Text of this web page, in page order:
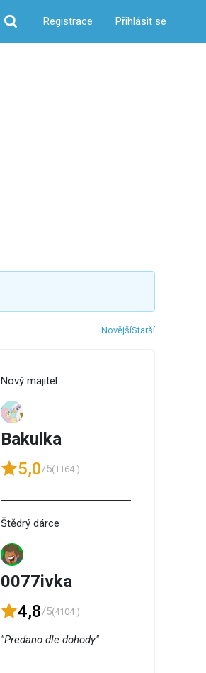
Hledat
Registrace Přihlásit se
NovějšíStarší
Nový majitel
Bakulka
5,0/5(1164 )
Štědrý dárce
0077ivka
4,8/5(4104 )
"Predano dle dohody"